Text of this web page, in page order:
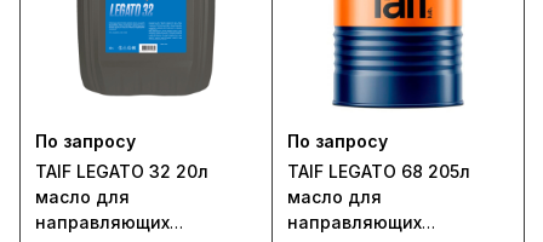
По запросу
TAIF LEGATO 32 20л
масло для
направляющих
По запросу
TAIF LEGATO 68 205л
масло для
направляющих